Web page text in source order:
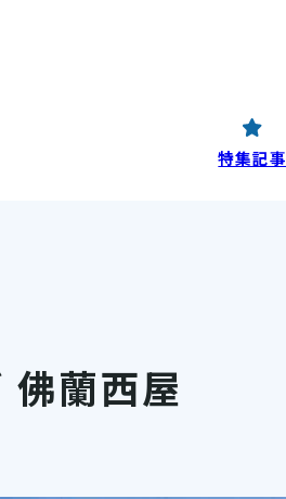
特集記事
佛蘭西屋
西条酒蔵通り特設ページ